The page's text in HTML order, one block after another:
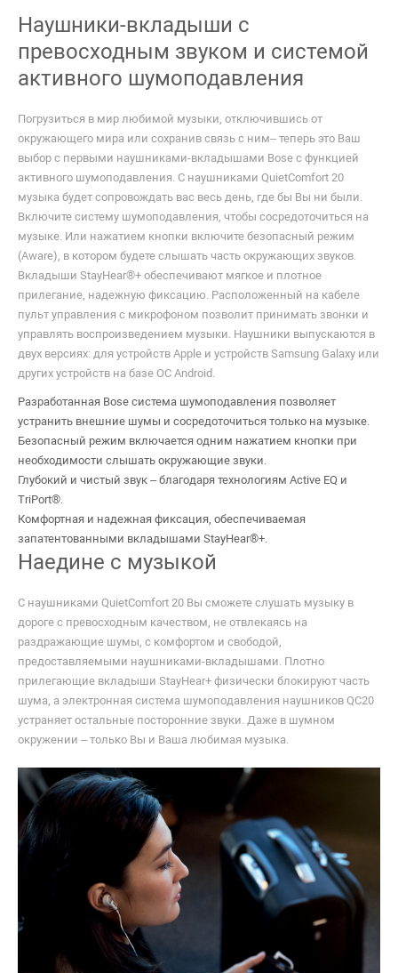
Наушники-вкладыши с
превосходным звуком и системой
активного шумоподавления
Погрузиться в мир любимой музыки, отключившись от
окружающего мира или сохранив связь с ним– теперь это Ваш
выбор с первыми наушниками-вкладышами Bose с функцией
активного шумоподавления. С наушниками QuietComfort 20
музыка будет сопровождать вас весь день, где бы Вы ни были.
Включите систему шумоподавления, чтобы сосредоточиться на
музыке. Или нажатием кнопки включите безопасный режим
(Aware), в котором будете слышать часть окружающих звуков.
Вкладыши StayHear®+ обеспечивают мягкое и плотное
прилегание, надежную фиксацию. Расположенный на кабеле
пульт управления с микрофоном позволит принимать звонки и
управлять воспроизведением музыки. Наушники выпускаются в
двух версиях: для устройств Apple и устройств Samsung Galaxy или
других устройств на базе ОС Android.
Разработанная Bose система шумоподавления позволяет
устранить внешние шумы и сосредоточиться только на музыке.
Безопасный режим включается одним нажатием кнопки при
необходимости слышать окружающие звуки.
Глубокий и чистый звук – благодаря технологиям Active EQ и
TriPort®.
Комфортная и надежная фиксация, обеспечиваемая
запатентованными вкладышами StayHear®+.
Наедине с музыкой
С наушниками QuietComfort 20 Вы сможете слушать музыку в
дороге с превосходным качеством, не отвлекаясь на
раздражающие шумы, с комфортом и свободой,
предоставляемыми наушниками-вкладышами. Плотно
прилегающие вкладыши StayHear+ физически блокируют часть
шума, а электронная система шумоподавления наушников QC20
устраняет остальные посторонние звуки. Даже в шумном
окружении – только Вы и Ваша любимая музыка.